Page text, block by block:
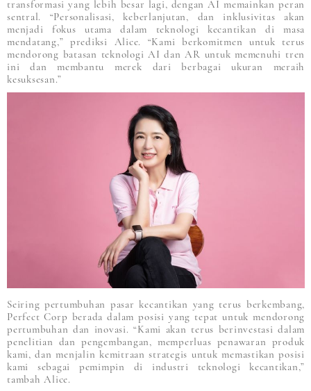
transformasi yang lebih besar lagi, dengan AI memainkan peran
sentral. “Personalisasi, keberlanjutan, dan inklusivitas akan
menjadi fokus utama dalam teknologi kecantikan di masa
mendatang,” prediksi Alice. “Kami berkomitmen untuk terus
mendorong batasan teknologi AI dan AR untuk memenuhi tren
ini dan membantu merek dari berbagai ukuran meraih
kesuksesan.”
Seiring pertumbuhan pasar kecantikan yang terus berkembang,
Perfect Corp berada dalam posisi yang tepat untuk mendorong
pertumbuhan dan inovasi. “Kami akan terus berinvestasi dalam
penelitian dan pengembangan, memperluas penawaran produk
kami, dan menjalin kemitraan strategis untuk memastikan posisi
kami sebagai pemimpin di industri teknologi kecantikan,”
tambah Alice.